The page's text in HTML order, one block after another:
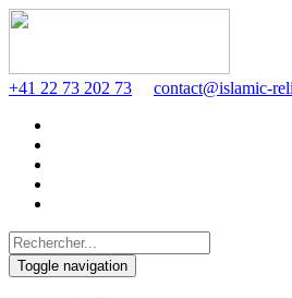
+41 22 73 202 73 contact@islamic-
Toggle navigation